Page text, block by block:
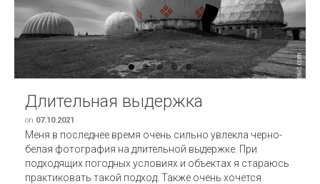
Previous Next
Длительная выдержка
on 07.10.2021
Меня в последнее время очень сильно увлекла черно-
белая фотография на длительной выдержке. При
подходящих погодных условиях и объектах я стараюсь
практиковать такой подход. Также очень хочется